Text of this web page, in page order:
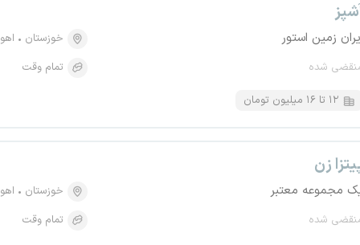
زمین استور
شده
خوزستان
تمام وقت
۱۲ تا ۱۶ میلیون تومان
زن
مجموعه معتبر
شده
خوزستان
تمام وقت